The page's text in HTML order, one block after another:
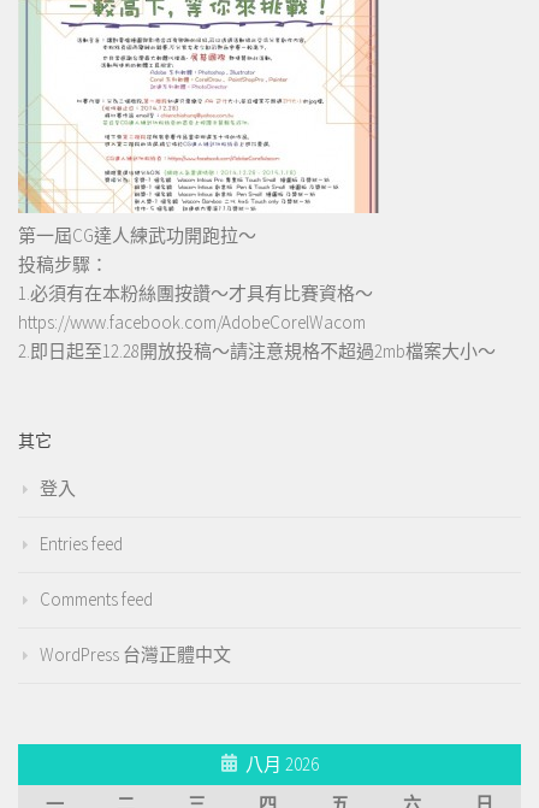
第一屆CG達人練武功開跑拉～
投稿步驟：
1.必須有在本粉絲團按讚～才具有比賽資格～
https://www.facebook.com/AdobeCorelWacom
2.即日起至12.28開放投稿～請注意規格不超過2mb檔案大小～
其它
登入
Entries feed
Comments feed
WordPress 台灣正體中文
八月 2026